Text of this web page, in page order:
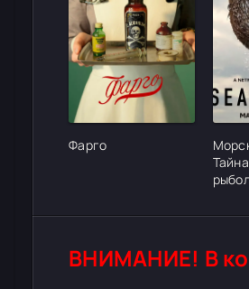
[/
Фарго
[/
ВНИМАНИЕ! В